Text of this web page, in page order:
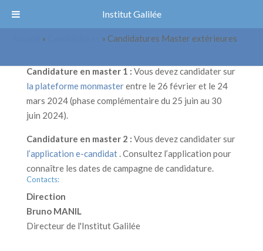
» » Candidatures Master extérieures
Candidatures Master extérieures
Candidature en master 1 : Vous devez candidater sur
la plateforme monmasterentre le 26 février et le 24
mars 2024 (phase complémentaire du 25 juin au 30
juin 2024).
Candidature en master 2 : Vous devez candidater sur
l’application e-candidat. Consultez l’application pour
connaître les dates de campagne de candidature.
Contacts:
Direction
Bruno MANIL
Directeur de l'Institut Galilée
Institut Galilée